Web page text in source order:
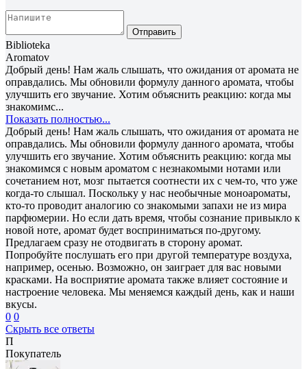
Отправить
Biblioteka
Aromatov
Добрый день! Нам жаль слышать, что ожидания от аромата не
оправдались. Мы обновили формулу данного аромата, чтобы
улучшить его звучание. Хотим объяснить реакцию: когда мы
знакомимс...
Показать полностью...
Добрый день! Нам жаль слышать, что ожидания от аромата не
оправдались. Мы обновили формулу данного аромата, чтобы
улучшить его звучание. Хотим объяснить реакцию: когда мы
знакомимся с новым ароматом с незнакомыми нотами или
сочетанием нот, мозг пытается соотнести их с чем-то, что уже
когда-то слышал. Поскольку у нас необычные моноароматы,
кто-то проводит аналогию со знакомыми запахи не из мира
парфюмерии. Но если дать время, чтобы сознание привыкло к
новой ноте, аромат будет восприниматься по-другому.
Предлагаем сразу не отодвигать в сторону аромат.
Попробуйте послушать его при другой температуре воздуха,
например, осенью. Возможно, он заиграет для вас новыми
красками. На восприятие аромата также влияет состояние и
настроение человека. Мы меняемся каждый день, как и наши
вкусы.
0 0
Скрыть все ответы
П
Покупатель